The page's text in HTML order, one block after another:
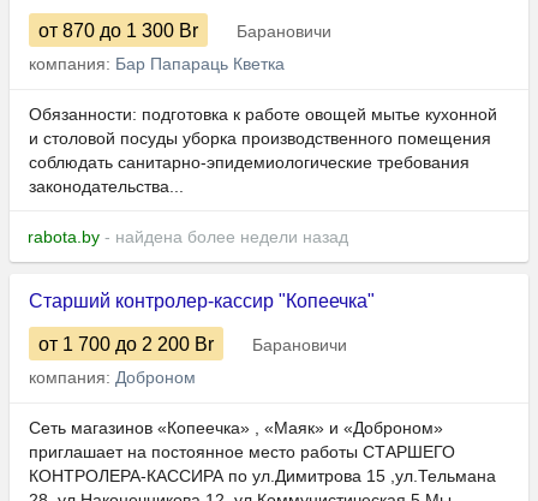
от 870 до 1 300 Br
Барановичи
компания: Бар Папараць Кветка
Обязанности: подготовка к работе овощей мытье кухонной
и столовой посуды уборка производственного помещения
соблюдать санитарно-эпидемиологические требования
законодательства...
rabota.by - найдена более недели назад
Старший контролер-кассир "Копеечка"
от 1 700 до 2 200 Br
Барановичи
компания: Доброном
Сеть магазинов «Копеечка» , «Маяк» и «Доброном»
приглашает на постоянное место работы СТАРШЕГО
КОНТРОЛЕРА-КАССИРА по ул.Димитрова 15 ,ул.Тельмана